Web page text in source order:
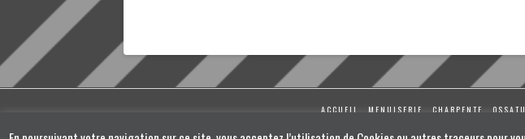
ACCUEIL MENUISERIE CHARPENTE